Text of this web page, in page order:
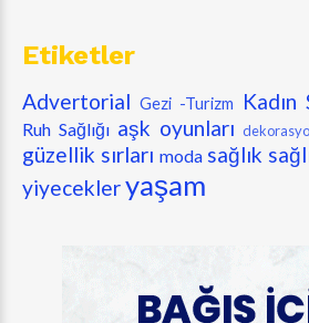
Etiketler
Advertorial Gezi -Turizm Kadın
Ruh Sağlığı aşk oyunları
güzellik sırları moda sağlık
yiyecekleryaşam